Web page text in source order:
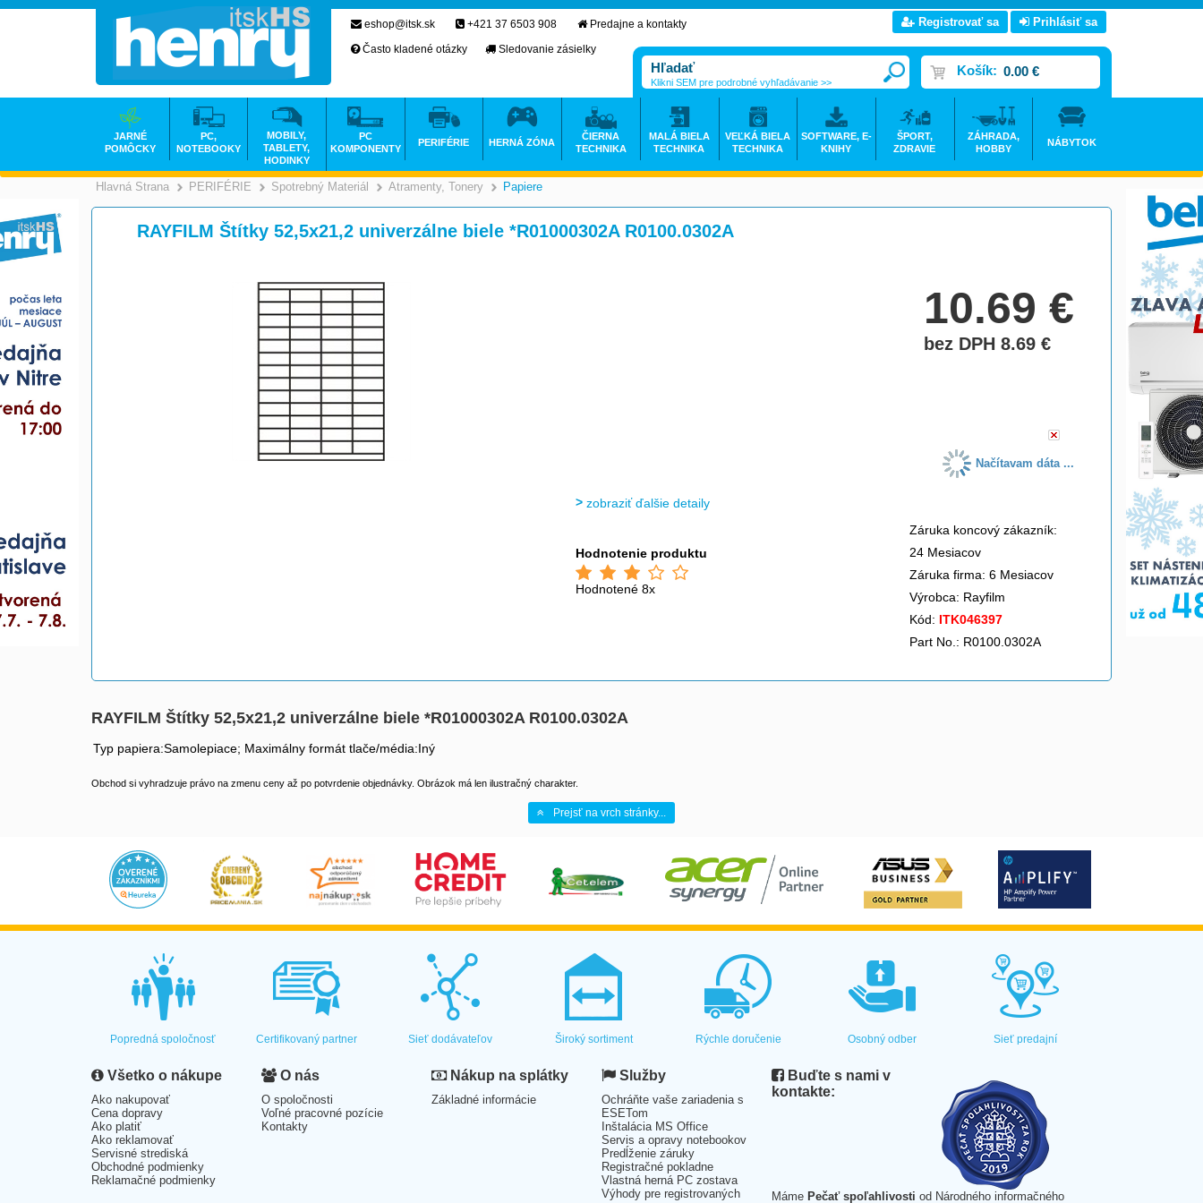
Hlavná Strana >
PERIFÉRIE >
Spotrebný Materiál >
Atramenty, Tonery >
Papiere
RAYFILM Štítky 52,5x21,2 univerzálne biele *R01000302A R0100.0302A
10.69€
bez DPH 8.69€
Načítavam dáta ...
zobraziť ďalšie detaily
Hodnotenie produktu
Hodnotené 8x
Záruka koncový zákazník:
24 Mesiacov
Záruka firma: 6 Mesiacov
Výrobca: Rayfilm
Kód: ITK046397
Part No.: R0100.0302A
RAYFILM Štítky 52,5x21,2 univerzálne biele *R01000302A R0100.0302A
Typ papiera:Samolepiace; Maximálny formát tlače/média:Iný
Obchod si vyhradzuje právo na zmenu ceny až po potvrdenie objednávky. Obrázok má len ilustračný charakter.
Prejsť na vrch stránky...
eshop@itsk.sk +421 37 6503 908
Predajne a kontakty
Často kladené otázky
Sledovanie zásielky
Registrovať sa Prihlásiť sa
Košík: 0.00 €
Klikni SEM pre podrobné vyhľadávanie >>
JARNÉ
POMÔCKY
PC,
NOTEBOOKY
MOBILY,
TABLETY,
HODINKY
PC
KOMPONENTY
PERIFÉRIE HERNÁ ZÓNA
ČIERNA
TECHNIKA
MALÁ BIELA
TECHNIKA
VEĽKÁ BIELA
TECHNIKA
SOFTWARE, E-
KNIHY
ŠPORT,
ZDRAVIE
ZÁHRADA,
HOBBY
NÁBYTOK
Popredná spoločnosť Certifikovaný partner Sieť dodávateľov Široký sortiment Rýchle doručenie Osobný odber Sieť predajní
Všetko o nákupe
Ako nakupovať
Cena dopravy
Ako platiť
Ako reklamovať
Servisné strediská
Obchodné podmienky
Reklamačné podmienky
O nás
O spoločnosti
Voľné pracovné pozície
Kontakty
Nákup na splátky
Základné informácie
Služby
Ochráňte vaše zariadenia s
ESETom
Inštalácia MS Office
Servis a opravy notebookov
Predĺženie záruky
Registračné pokladne
Vlastná herná PC zostava
Výhody pre registrovaných
Buďte s nami v
kontakte:
Máme Pečať spoľahlivosti od Národného informačného